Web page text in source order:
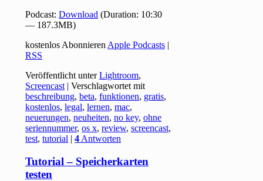
Podcast:Download (Duration: 10:30
— 187.3MB)
kostenlos Abonnieren Apple Podcasts |
RSS
Veröffentlicht unter Lightroom,
Screencast |Verschlagwortet mit
beschreibung,beta,funktionen, gratis,
kostenlos,legal,lernen,mac,
neuerungen,neuheiten,no key,ohne
seriennummer,os x,review,screencast,
test,tutorial |4 Antworten
Tutorial – Speicherkarten
testen